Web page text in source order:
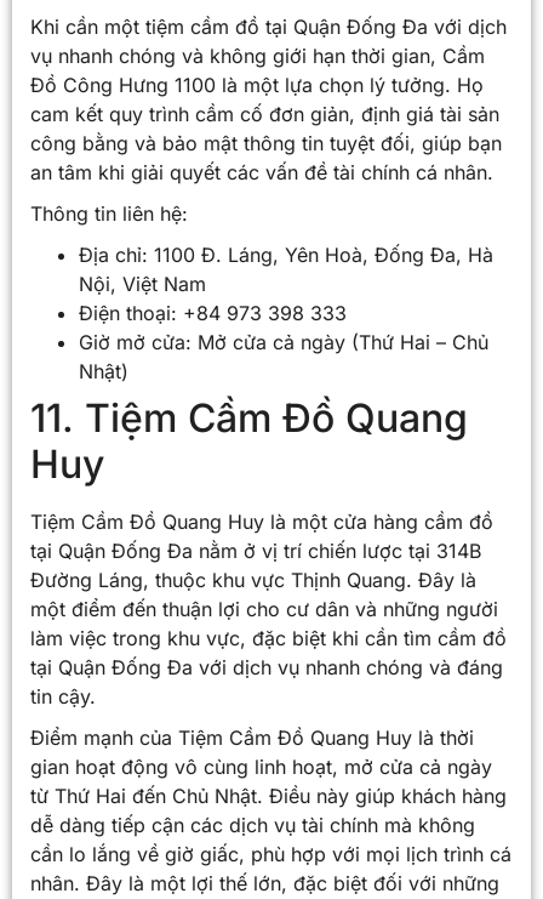
Khi cần một tiệm cầm đồ tại Quận Đống Đa với dịch
vụ nhanh chóng và không giới hạn thời gian, Cầm
Đồ Công Hưng 1100 là một lựa chọn lý tưởng. Họ
cam kết quy trình cầm cố đơn giản, định giá tài sản
công bằng và bảo mật thông tin tuyệt đối, giúp bạn
an tâm khi giải quyết các vấn đề tài chính cá nhân.
Thông tin liên hệ:
Địa chỉ: 1100 Đ. Láng, Yên Hoà, Đống Đa, Hà
Nội, Việt Nam
Điện thoại: +84 973 398 333
Giờ mở cửa: Mở cửa cả ngày (Thứ Hai – Chủ
Nhật)
11. Tiệm Cầm Đồ Quang
Huy
Tiệm Cầm Đồ Quang Huy là một cửa hàng cầm đồ
tại Quận Đống Đa nằm ở vị trí chiến lược tại 314B
Đường Láng, thuộc khu vực Thịnh Quang. Đây là
một điểm đến thuận lợi cho cư dân và những người
làm việc trong khu vực, đặc biệt khi cần tìm cầm đồ
tại Quận Đống Đa với dịch vụ nhanh chóng và đáng
tin cậy.
Điểm mạnh của Tiệm Cầm Đồ Quang Huy là thời
gian hoạt động vô cùng linh hoạt, mở cửa cả ngày
từ Thứ Hai đến Chủ Nhật. Điều này giúp khách hàng
dễ dàng tiếp cận các dịch vụ tài chính mà không
cần lo lắng về giờ giấc, phù hợp với mọi lịch trình cá
nhân. Đây là một lợi thế lớn, đặc biệt đối với những